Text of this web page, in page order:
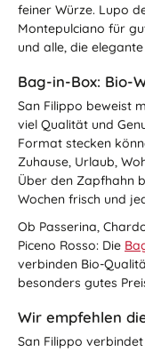
feiner Würze. Lupo
Montepulciano für
und alle, die
Bag-in-Box: Bio-
San Filippo beweist
viel Qualität und
Format stecken
Zuhause, Urlaub,
Über den Zapfhahn
Wochen frisch und
Ob Passerina,
Piceno Rosso: Die
verbinden Bio-
besonders gutes
Wir empfehlen
San Filippo